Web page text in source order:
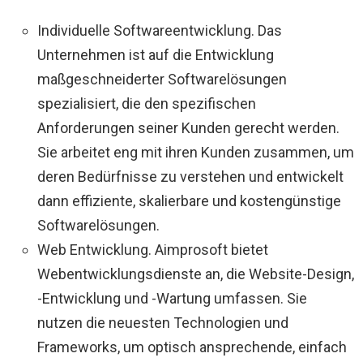
Individuelle Softwareentwicklung. Das
Unternehmen ist auf die Entwicklung
maßgeschneiderter Softwarelösungen
spezialisiert, die den spezifischen
Anforderungen seiner Kunden gerecht werden.
Sie arbeitet eng mit ihren Kunden zusammen, um
deren Bedürfnisse zu verstehen und entwickelt
dann effiziente, skalierbare und kostengünstige
Softwarelösungen.
Web Entwicklung. Aimprosoft bietet
Webentwicklungsdienste an, die Website-Design,
-Entwicklung und -Wartung umfassen. Sie
nutzen die neuesten Technologien und
Frameworks, um optisch ansprechende, einfach